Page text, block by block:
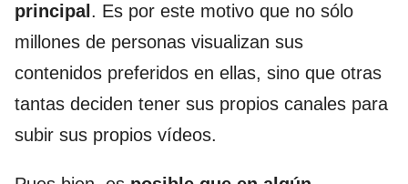
principal . Es por este motivo que no sólo
millones de personas visualizan sus
contenidos preferidos en ellas, sino que otras
tantas deciden tener sus propios canales para
subir sus propios vídeos.